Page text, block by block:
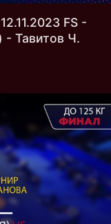
FS -
- Тавитов Ч.